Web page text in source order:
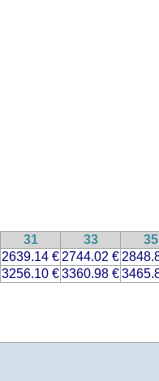
31 33 35
2639.14 € 2744.02 €
3256.10 €3360.98 €